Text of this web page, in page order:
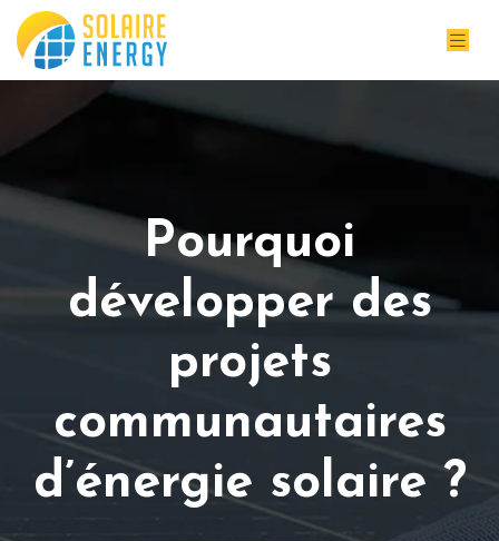
Pourquoi
développer des
projets
communautaires
d’énergie solaire ?